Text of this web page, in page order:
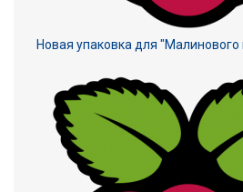
Новая упаковка для "Малинового